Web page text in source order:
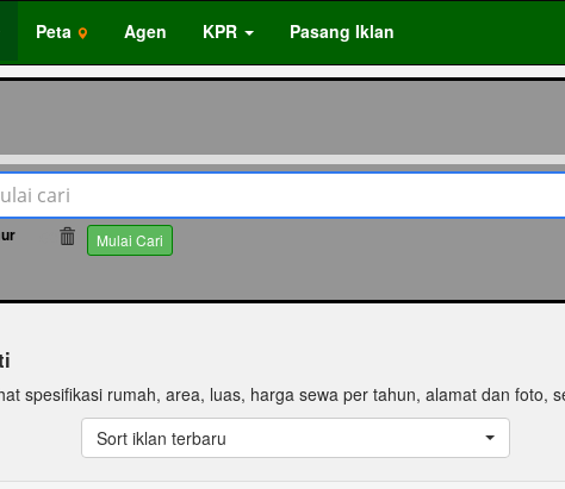
Peta Agen KPR Pasang Iklan
Mulai Cari
spesifikasi rumah, area, luas, harga sewa per tahun, alamat dan foto,
Sort iklan terbaru